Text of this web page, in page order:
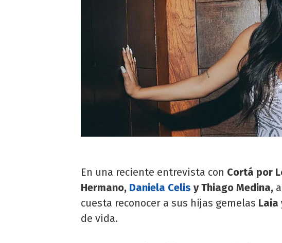
En una reciente entrevista con Cortá por
Hermano, Daniela Celis y Thiago Medina,
cuesta reconocer a sus hijas gemelas Laia
de vida.